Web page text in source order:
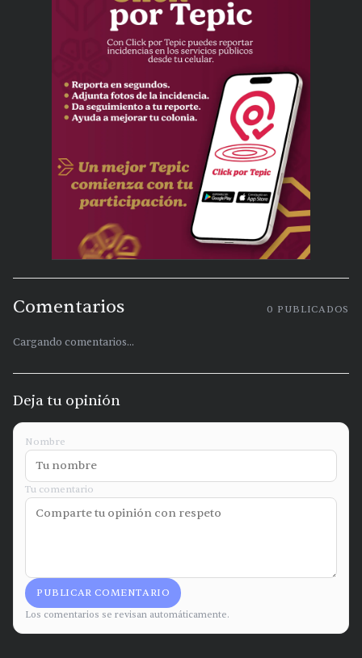
Comentarios 0 PUBLICADOS
Cargando comentarios...
Deja tu opinión
Nombre
Tu comentario
PUBLICAR COMENTARIO
Los comentarios se revisan automáticamente.